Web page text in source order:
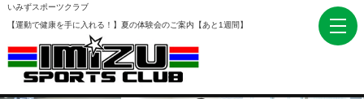
いみずスポーツクラブ
【運動で健康を手に入れる！】夏の体験会のご案内【あと1週間】